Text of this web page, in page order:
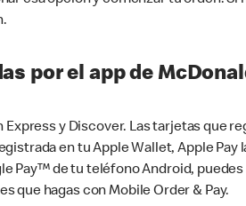
por el app de
y Discover. Las tarjetas que
en tu Apple Wallet, Apple
Pay™ de tu teléfono Android,
que hagas con Mobile Order & Pay.